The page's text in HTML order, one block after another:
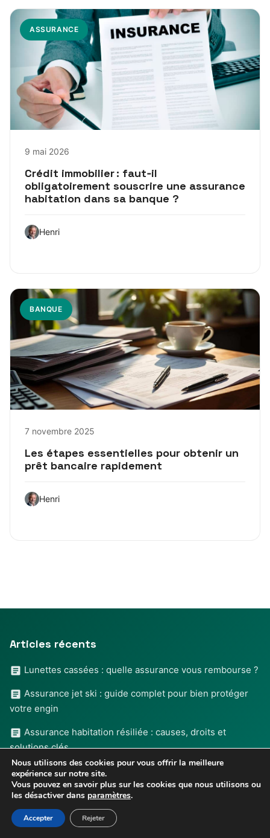
ASSURANCE
9 mai 2026
Crédit immobilier : faut‑il
obligatoirement souscrire une assurance
habitation dans sa banque ?
Henri
BANQUE
7 novembre 2025
Les étapes essentielles pour obtenir un
prêt bancaire rapidement
Henri
Articles récents
Lunettes cassées : quelle assurance vous rembourse ?
Assurance jet ski : guide complet pour bien protéger
votre engin
Assurance habitation résiliée : causes, droits et
solutions clés
Assurance décès invalidité : Guide complet pour bien
choisir
Assurance de la CAAE pour prêt habitat : garanties et
conseils
Nous utilisons des cookies pour vous offrir la meilleure
expérience sur notre site.
Vous pouvez en savoir plus sur les cookies que nous utilisons ou
les désactiver dans paramètres.
Accepter Rejeter